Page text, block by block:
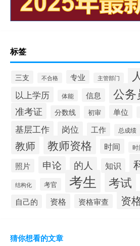
标签
三支 不合格 专业 主管部门
以上学历 体能 信息 公务
准考证 分数线 初审 单位
基层工作 岗位 工作 总成绩
教师 教师资格 时间 时
照片 申论 的人 知识
结构化 考官 考生 考试
自己的 资格 资格审查 资
猜你想看的文章